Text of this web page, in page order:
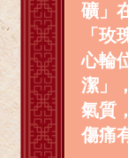
礦」
「
心輪
潔」
氣質
傷痛